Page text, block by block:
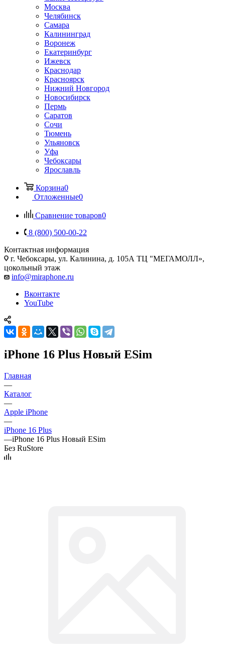
Москва
Челябинск
Самара
Калининград
Воронеж
Екатеринбург
Ижевск
Краснодар
Красноярск
Нижний Новгород
Новосибирск
Пермь
Саратов
Сочи
Тюмень
Ульяновск
Уфа
Чебоксары
Ярославль
Корзина0
Отложенные0
Сравнение товаров0
8 (800) 500-00-22
Контактная информация
г. Чебоксары, ул. Калинина, д. 105А ТЦ "МЕГАМОЛЛ»,
цокольный этаж
info@miraphone.ru
Вконтакте
YouTube
iPhone 16 Plus Новый ESim
Главная
—
Каталог
—
Apple iPhone
—
iPhone 16 Plus
—iPhone 16 Plus Новый ESim
Без RuStore